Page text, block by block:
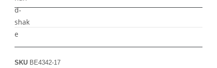
SKU BE4342-17